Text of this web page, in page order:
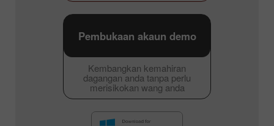
Kembangkan kemahiran
dagangan anda tanpa perlu
merisikokan wang anda
Pembukaan akaun demo